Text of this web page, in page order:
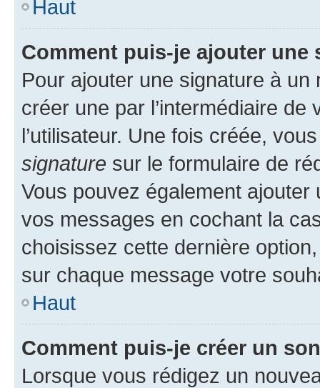
Haut
Comment puis-je ajouter une
Pour ajouter une signature à un
créer une par l’intermédiaire
l’utilisateur. Une fois créée,
signature sur le formulaire de
Vous pouvez également
vos messages en cochant la
choisissez cette dernière
sur chaque message votre
Haut
Comment puis-je créer un
Lorsque vous rédigez un